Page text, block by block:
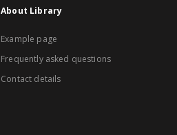
About Library
Example page
Frequently asked questions
Contact details